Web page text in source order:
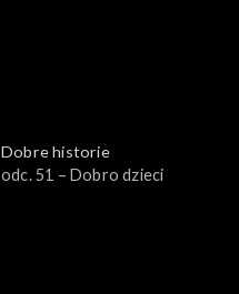
Dobre historie
odc. 51 – Dobro dzieci